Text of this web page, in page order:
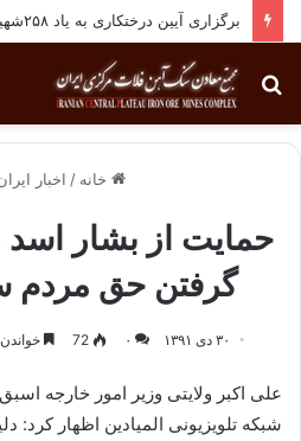
برگزاری آیین درختکاری به یاد ۲۵۸شهید شهرستان بافق
جستجو
برای
خانه / اخبار
حمایت از بشار اسد
گرفتن حق مردم
۳۰ دی ۱۳۹۱ ۰ 72 خواندن این
علی اکبر ولایتی وزیر امور خارجه
شبکه تلویزیونی المیادین اظهار کرد: